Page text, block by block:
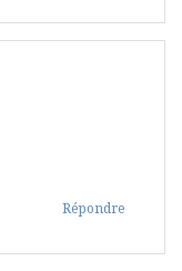
Répondre